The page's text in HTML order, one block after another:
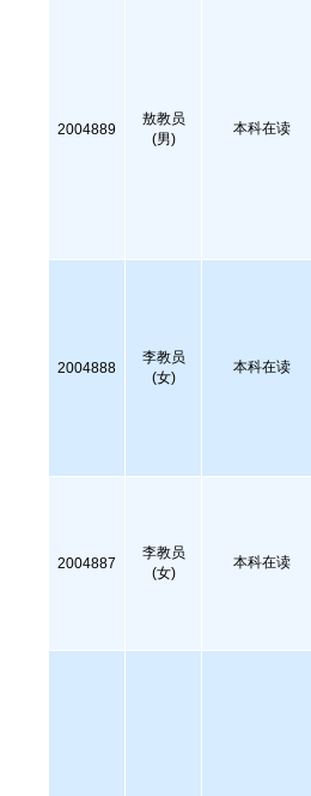
2004889
敖教员
(男)
本科在读
2004888
李教员
(女)
本科在读
2004887
李教员
(女)
本科在读